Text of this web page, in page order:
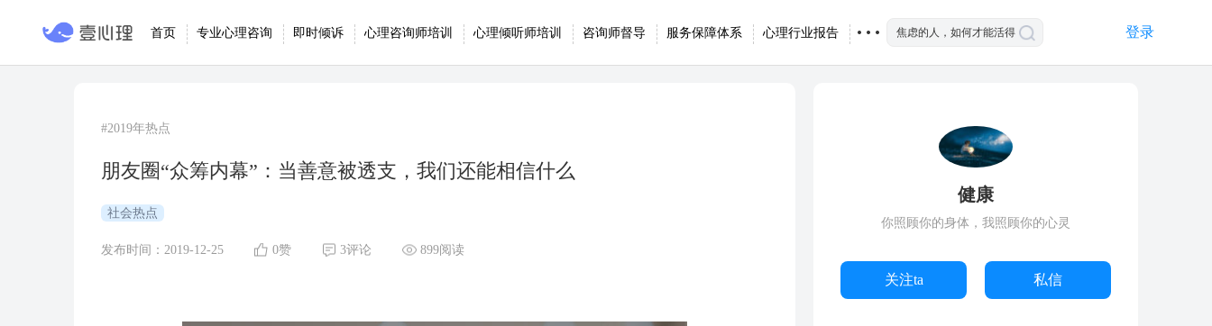
首页 专业心理咨询 即时倾诉 心理咨询师培训 心理倾听师培训 咨询师督导 服务保障体系 心理行业报告 登录
#2019年热点
朋友圈“众筹内幕”：当善意被透支，我们还能相信什么
社会热点
发布时间：2019-12-25 0赞 3评论 899阅读
健康
你照顾你的身体，我照顾你的心灵
关注ta 私信